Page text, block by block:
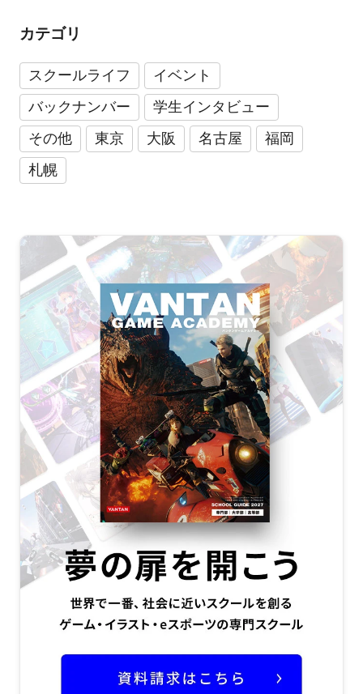
カテゴリ
スクールライフ
イベント
バックナンバー
学生インタビュー
その他
東京 大阪 名古屋
福岡
札幌